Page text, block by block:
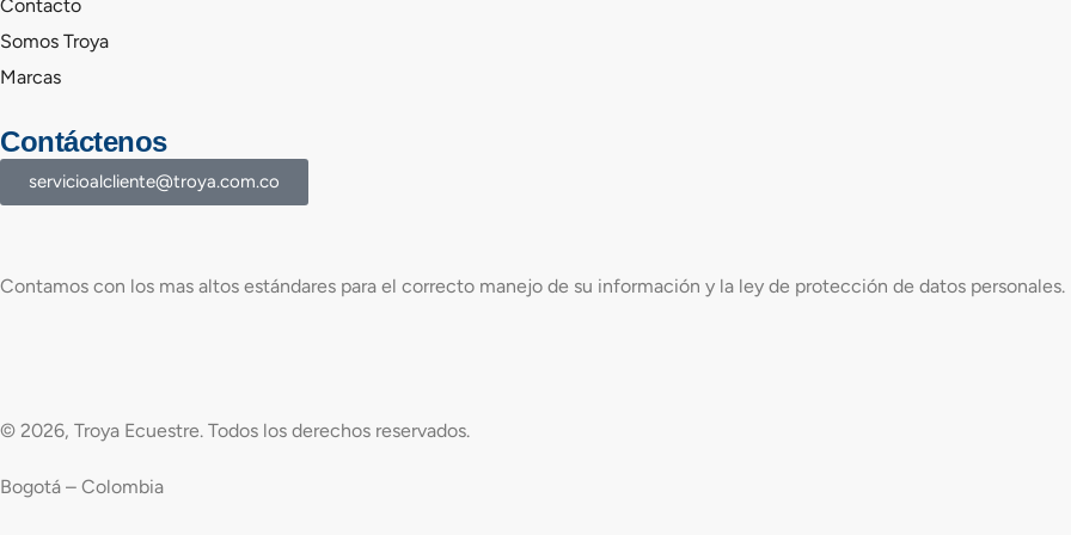
Contacto
Somos Troya
Marcas
Contáctenos
servicioalcliente@troya.com.co
Contamos con los mas altos estándares para el correcto manejo de su información y la ley de protección de datos personales.
© 2026, Troya Ecuestre. Todos los derechos reservados.
Bogotá – Colombia